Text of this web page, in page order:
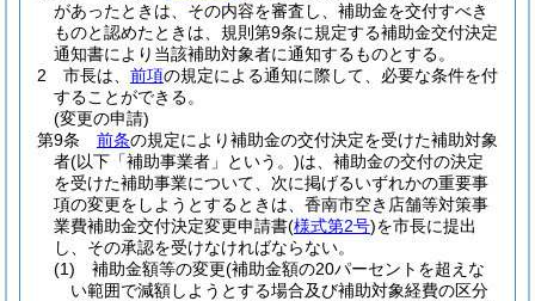
があったときは、その内容を審査し、補助金を交付すべき
ものと認めたときは、規則第9条に規定する補助金交付決定
通知書により当該補助対象者に通知するものとする。
2
市長は、 前項の規定による通知に際して、必要な条件を付
することができる。
(変更の申請)
第9条
前条の規定により補助金の交付決定を受けた補助対象
者(以下「補助事業者」という。)は、補助金の交付の決定
を受けた補助事業について、次に掲げるいずれかの重要事
項の変更をしようとするときは、香南市空き店舗等対策事
業費補助金交付決定変更申請書(様式第2号)を市長に提出
し、その承認を受けなければならない。
(1)
補助金額等の変更(補助金額の20パーセントを超えな
い範囲で減額しようとする場合及び補助対象経費の区分